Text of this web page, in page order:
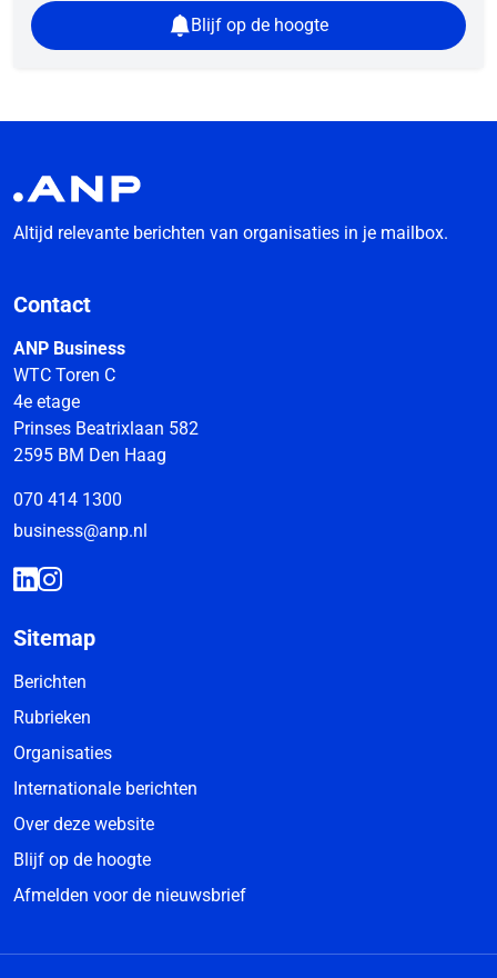
Blijf op de hoogte
Altijd relevante berichten van organisaties in je mailbox.
Contact
ANP Business
WTC Toren C
4e etage
Prinses Beatrixlaan 582
2595 BM Den Haag
070 414 1300
business@anp.nl
Sitemap
Berichten
Rubrieken
Organisaties
Internationale berichten
Over deze website
Blijf op de hoogte
Afmelden voor de nieuwsbrief